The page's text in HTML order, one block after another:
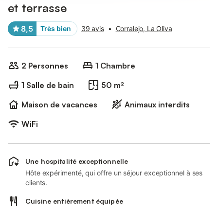
et terrasse
8,5 Très bien 39 avis • Corralejo, La Oliva
2 Personnes
1 Chambre
1 Salle de bain
50 m²
Maison de vacances
Animaux interdits
WiFi
Une hospitalité exceptionnelle
Hôte expérimenté, qui offre un séjour exceptionnel à ses
clients.
Cuisine entièrement équipée